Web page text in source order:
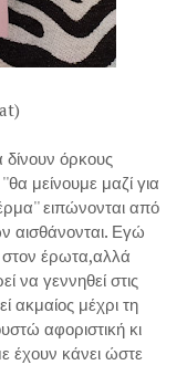
όρκους
μείνουμε μαζί για
ειπώνονται από
αισθάνονται. Εγώ
έρωτα,αλλά
να γεννηθεί στις
ακμαίος μέχρι τη
αφοριστική κι
έχουν κάνει ώστε